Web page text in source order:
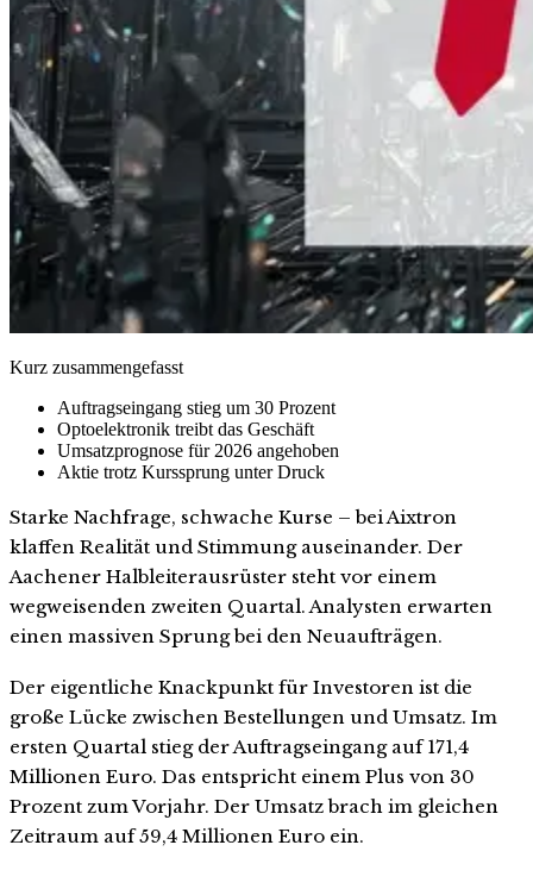
Kurz zusammengefasst
Auftragseingang stieg um 30 Prozent
Optoelektronik treibt das Geschäft
Umsatzprognose für 2026 angehoben
Aktie trotz Kurssprung unter Druck
Starke Nachfrage, schwache Kurse – bei Aixtron
klaffen Realität und Stimmung auseinander. Der
Aachener Halbleiterausrüster steht vor einem
wegweisenden zweiten Quartal. Analysten erwarten
einen massiven Sprung bei den Neuaufträgen.
Der eigentliche Knackpunkt für Investoren ist die
große Lücke zwischen Bestellungen und Umsatz. Im
ersten Quartal stieg der Auftragseingang auf 171,4
Millionen Euro. Das entspricht einem Plus von 30
Prozent zum Vorjahr. Der Umsatz brach im gleichen
Zeitraum auf 59,4 Millionen Euro ein.